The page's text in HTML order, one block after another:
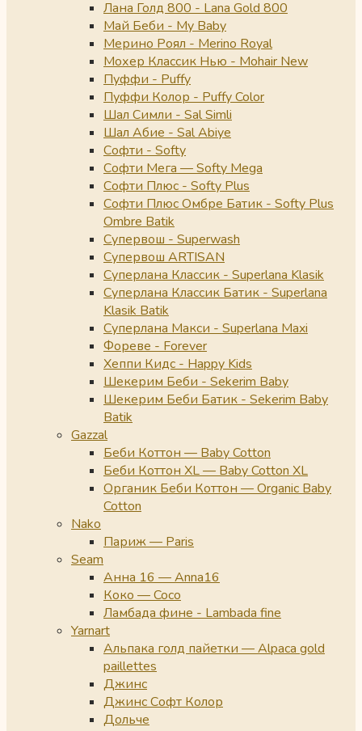
Лана Голд 800 - Lana Gold 800
Май Беби - My Baby
Мерино Роял - Merino Royal
Мохер Классик Нью - Mohair New
Пуффи - Puffy
Пуффи Колор - Puffy Color
Шал Симли - Sal Simli
Шал Абие - Sal Abiye
Софти - Softy
Софти Мега — Softy Mega
Софти Плюс - Softy Plus
Софти Плюс Омбре Батик - Softy Plus
Ombre Batik
Супервош - Superwash
Супервош ARTISAN
Суперлана Классик - Superlana Klasik
Суперлана Классик Батик - Superlana
Klasik Batik
Суперлана Макси - Superlana Maxi
Фореве - Forever
Хеппи Кидс - Happy Kids
Шекерим Беби - Sekerim Baby
Шекерим Беби Батик - Sekerim Baby
Batik
Gazzal
Беби Коттон — Baby Cotton
Беби Коттон XL — Baby Cotton XL
Органик Беби Коттон — Organic Baby
Cotton
Nako
Париж — Paris
Seam
Анна 16 — Anna16
Коко — Coco
Ламбада фине - Lambada fine
Yarnart
Альпака голд пайетки — Alpaca gold
paillettes
Джинс
Джинс Софт Колор
Дольче